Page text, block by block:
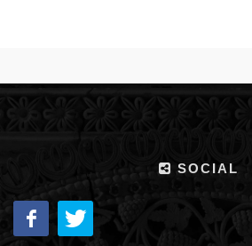
SOCIAL